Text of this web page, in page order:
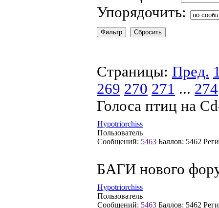
Упорядочить:
Страницы: Пред.
269 270 271 ... 274
Голоса птиц на
Hypotriorchiss
Пользователь
Сообщений: 5463 Баллов: 5462
БАГИ нового
Hypotriorchiss
Пользователь
Сообщений: 5463 Баллов: 5462